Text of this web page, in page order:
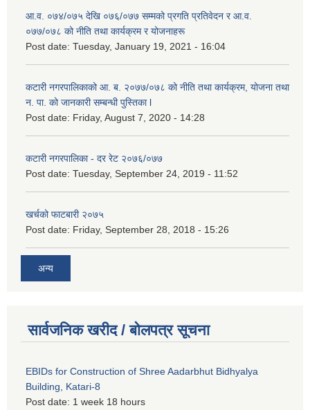
आ.व. ०७४/०७५ देखि ०७६/०७७ सम्मको प्रगति प्रतिवेदन र आ.व.
०७७/०७८ को नीति तथा कार्यक्रम र योजनाहरू
Post date: Tuesday, January 19, 2021 - 16:04
कटारी नगरपालिकाको आ. ब. २०७७/०७८ को नीति तथा कार्यक्रम, योजना तथा
न. पा. को जानकारी सम्बन्धी पुस्तिका l
Post date: Friday, August 7, 2020 - 14:28
कटारी नगरपालिका - दर रेट २०७६/०७७
Post date: Tuesday, September 24, 2019 - 11:52
खर्चको फाटबारी २०७५
Post date: Friday, September 28, 2018 - 15:26
अन्य
सार्वजनिक खरीद / बोलपत्र सूचना
EBIDs for Construction of Shree Aadarbhut Bidhyalya
Building, Katari-8
Post date: 1 week 18 hours